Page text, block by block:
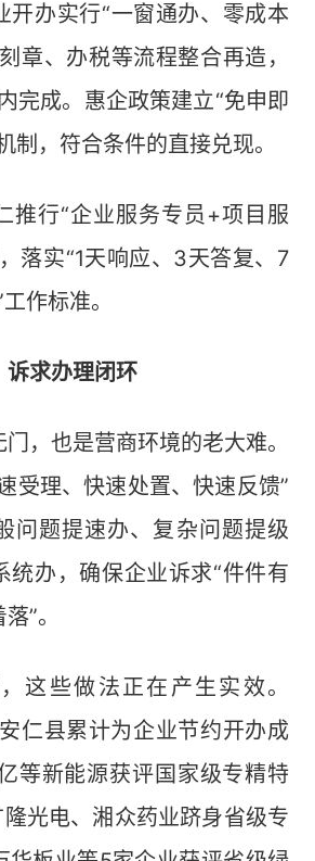
开办实行“一窗通办、零成本
章、办税等流程整合再造，
完成。惠企政策建立“免申即
制，符合条件的直接兑现。
行“企业服务专员+项目服
落实“1天响应、3天答复、7
作标准。
诉求办理闭环
也是营商环境的老大难。
受理、快速处置、快速反馈”
问题提速办、复杂问题提级
统办，确保企业诉求“件件有
”。
些做法正在产生实效。
仁县累计为企业节约开办成
等新能源获评国家级专精特
隆光电、湘众药业跻身省级专